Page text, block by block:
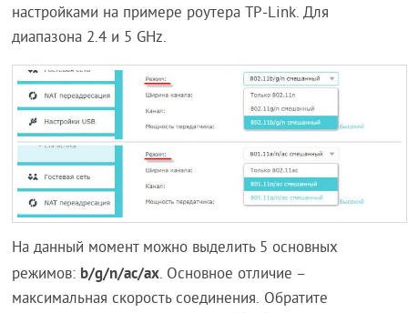
настройками на примере роутера TP-Link. Для
диапазона 2.4 и 5 GHz.
На данный момент можно выделить 5 основных
режимов: b/g/n/ac/ax. Основное отличие –
максимальная скорость соединения. Обратите